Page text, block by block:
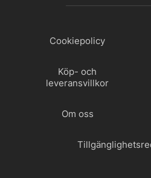
Cookiepolicy
Köp- och
leveransvillkor
Om oss